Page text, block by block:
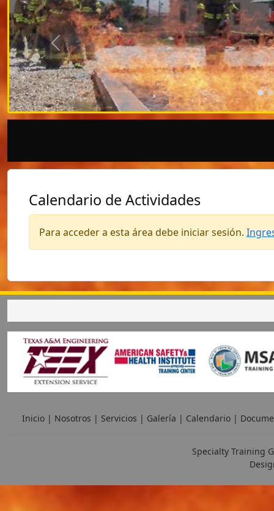
Anterior
Calendario de Actividades
Para acceder a esta área debe iniciar sesión.
Inicio | Nosotros | Servicios | Galería | Calendario |
Specialty Training